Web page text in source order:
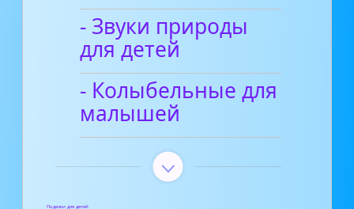
- Звуки природы
для детей
- Колыбельные для
малышей
Поделки для детей